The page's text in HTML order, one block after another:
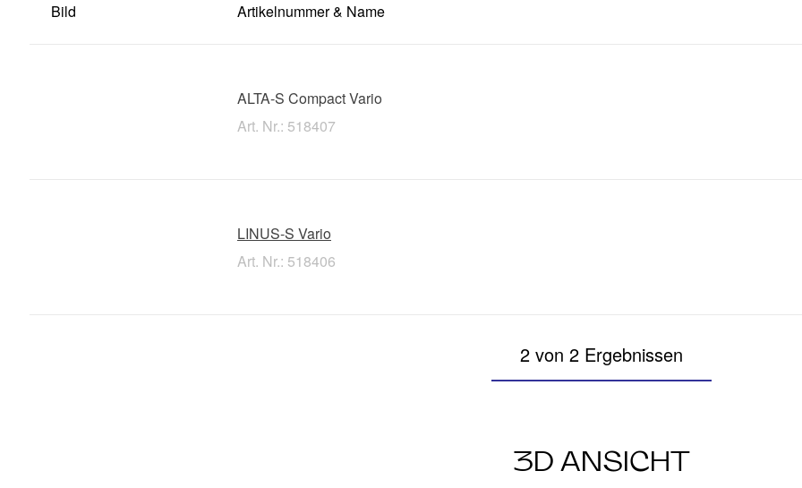
Bild Artikelnummer & Name
ALTA-S Compact Vario
Art. Nr.: 518407
LINUS-S Vario
Art. Nr.: 518406
2 von 2 Ergebnissen
3D ANSICHT